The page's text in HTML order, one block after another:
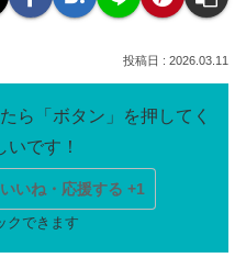
2026.03.11
いいね・応援する +1